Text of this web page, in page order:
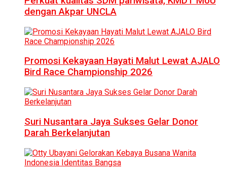
dengan Akpar UNCLA
Promosi Kekayaan Hayati Malut Lewat AJALO
Bird Race Championship 2026
Suri Nusantara Jaya Sukses Gelar Donor
Darah Berkelanjutan